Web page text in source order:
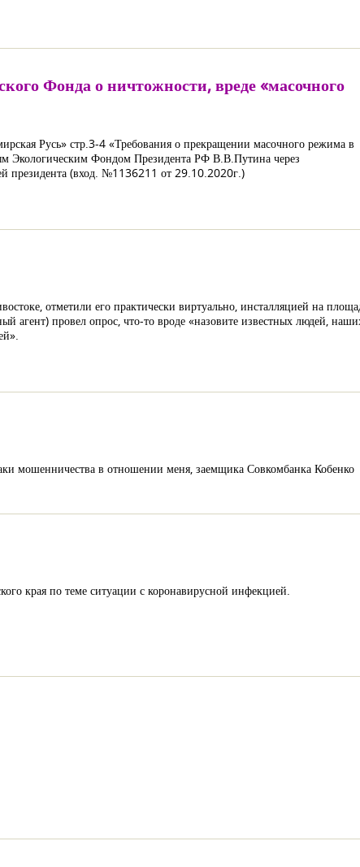
Фонда о ничтожности, вреде «масочного
Русь» стр.3-4 «Требования о прекращении масочного режима в
Фондом Президента РФ В.В.Путина через
президента (вход. №1136211 от 29.10.2020г.)
отметили его практически виртуально, инсталляцией на
агент) провел опрос, что-то вроде «назовите известных людей,
мошенничества в отношении меня, заемщика Совкомбанка Кобенко
края по теме ситуации с коронавирусной инфекцией.